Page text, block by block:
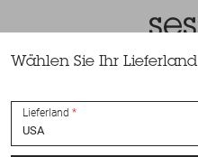
Wählen Sie Ihr Lieferland
Lieferland